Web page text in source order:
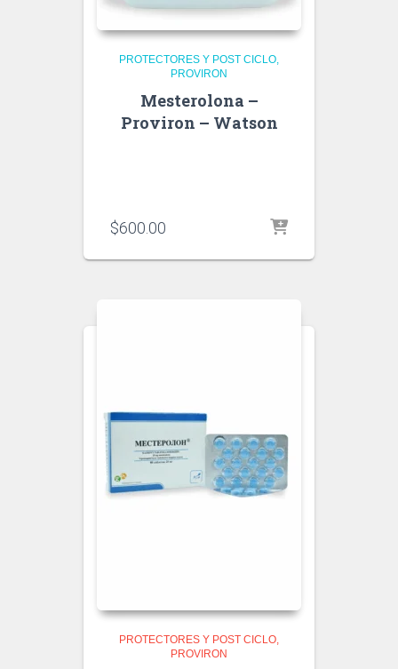
PROTECTORES Y POST CICLO
PROVIRON
Mesterolona –
Proviron – Watson
$600.00
PROTECTORES Y POST CICLO
PROVIRON